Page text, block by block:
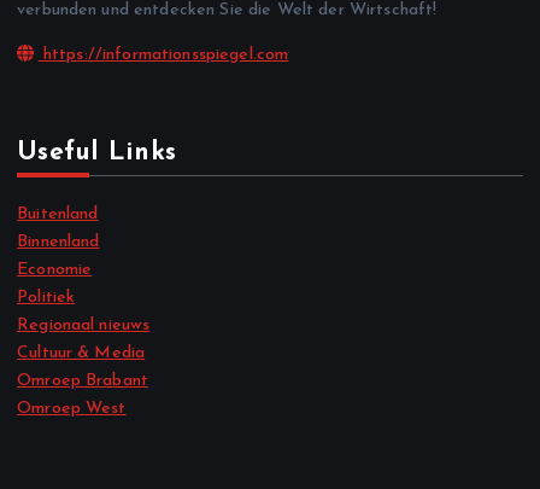
verbunden und entdecken Sie die Welt der Wirtschaft!
https://informationsspiegel.com
Useful Links
Buitenland
Binnenland
Economie
Politiek
Regionaal nieuws
Cultuur & Media
Omroep Brabant
Omroep West